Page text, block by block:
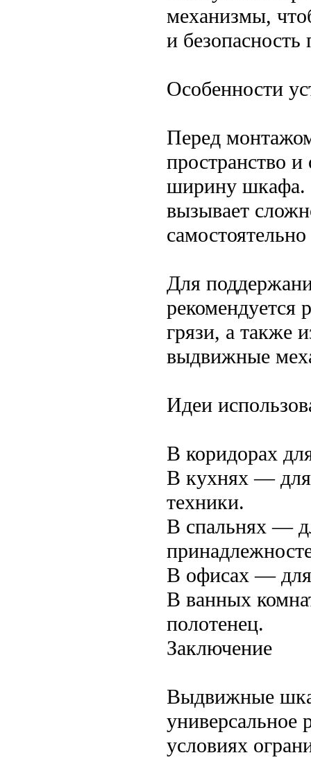
механизмы,
и безопасность
Особенности
Перед
пространство
ширину шкафа.
вызывает
Для
рекомендуется
грязи, а также
выдвижные
Идеи
В коридорах
В кухнях — для
техники.
В спальнях —
В офисах — для
В ванных
полотенец.
Заключение
Выдвижные
универсальное
условиях